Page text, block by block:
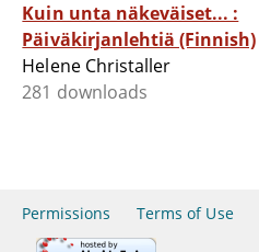
Kuin unta näkeväiset... :
Päiväkirjanlehtiä (Finnish)
Helene Christaller
281 downloads
Permissions Terms of Use